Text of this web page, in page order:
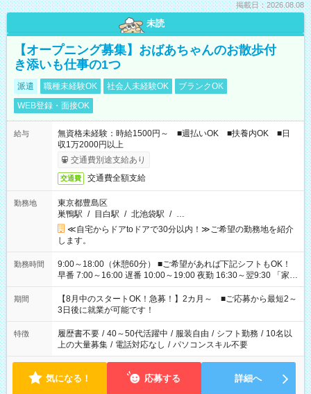
掲載日：2026.08.08
未読
【オープニング募集】おばあちゃんのお散歩付
き添いも仕事の1つ
派遣 職種未経験OK 社会人未経験OK
ブランクOK
WEB登録・面接OK
給与
無資格未経験：時給1500円～ ■週払いOK ■扶養内OK ■日
収1万2000円以上
交通費別途支給あり
交通費 交通費全額支給
勤務地
東京都豊島区
巣鴨駅 / 目白駅 / 北池袋駅 / …
≪自宅からドアtoドアで30分以内！≫ご希望の勤務地を紹介
します。
勤務時間
9:00～18:00（休憩60分） ■ご希望があれば下記シフトもOK！
早番 7:00～16:00 遅番 10:00～19:00 夜勤 16:30～翌9:30 「家族
と休みを合わせたい」 「余裕を持って夕飯の準備がしたい」
「できれば残業はしたくない」 など、ご希望を教えてください
ね。 ※Wワーク希望の方へ 今ご覧のお仕事で希望する勤務時間
と、もう1つのお仕事の勤務時間。 合計で週40時間を超える場
合は応募できません。
期間
【8月中のスタートOK！急募！】2カ月～ ■ご応募から最短2～
3日後に就業が可能です！
特徴 履歴書不要 / 40～50代活躍中 / 服装自由 / シフト勤務 / 10名以
上の大量募集 / 電話対応なし / パソコンスキル不要
気になる！ 応募する 詳細へ